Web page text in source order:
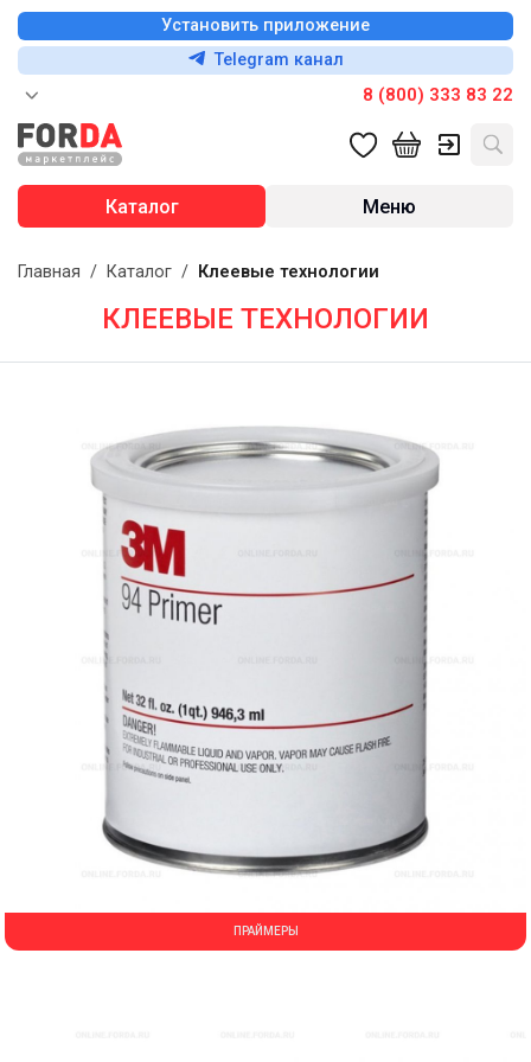
Установить приложение
Telegram канал
8 (800) 333 83 22
Каталог Меню
Главная / Каталог / Клеевые технологии
КЛЕЕВЫЕ ТЕХНОЛОГИИ
ПРАЙМЕРЫ